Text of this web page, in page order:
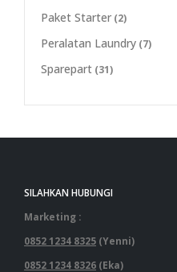
Paket Starter (2)
Peralatan Laundry (7)
Sparepart (31)
SILAHKAN HUBUNGI
Marketing :
0852 1234 8325 (Yenni)
0852 1234 8326 (Eka)